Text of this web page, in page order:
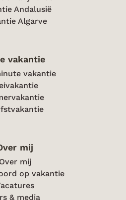
Andalusië
Algarve
vakantie
vakantie
mij
Over mij
op vakantie
& media